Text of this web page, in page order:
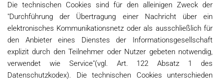
Die technischen Cookies sind für den alleinigen Zweck der
"Durchführung der Übertragung einer Nachricht über ein
elektronisches Kommunikationsnetz oder als ausschließlich für
den Anbieter eines Dienstes der Informationsgesellschaft
explizit durch den Teilnehmer oder Nutzer gebeten notwendig,
verwendet wie Service"(vgl. Art. 122 Absatz 1 des
Datenschutzkodex). Die technischen Cookies unterschieden